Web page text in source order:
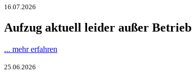
16.07.2026
Aufzug aktuell leider außer Betrieb
... mehr erfahren
25.06.2026